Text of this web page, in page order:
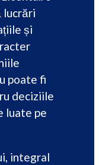
lucrări
și
poate fi
deciziile
luate pe
integral